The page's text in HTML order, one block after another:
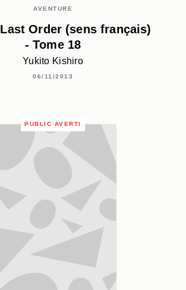
AVENTURE
Order (sens français)
- Tome 18
Yukito Kishiro
06/11/2013
PUBLIC AVERTI